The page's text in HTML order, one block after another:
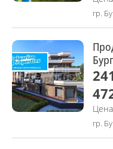
гр.
гр.